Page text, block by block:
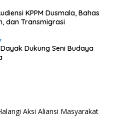
KPPM Dusmala, Bahas
dan Transmigrasi
Dukung Seni Budaya